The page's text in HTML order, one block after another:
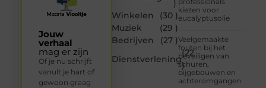
)
Winkelen
(30 )
Muziek
(29 )
Bedrijven
(27 )
Dienstverlening
(22
)
kiezen voor
eucalyptusolie
Veelgemaakte
fouten bij het
beveiligen van
schuren,
bijgebouwen en
achteromgangen
Jouw
verhaal
mag er zijn
Of je nu schrijft
vanuit je hart of
gewoon graag